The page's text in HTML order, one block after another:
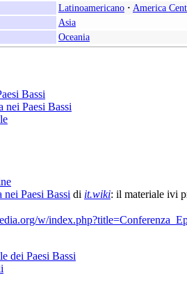
Latinoamericano · America
Asia
Oceania
Bassi
nei Paesi Bassi
nei Paesi Bassi di it.wiki: il materiale ivi
w/
dei Paesi Bassi